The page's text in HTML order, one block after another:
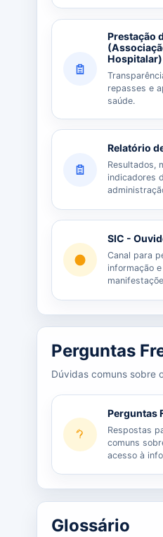
Prestação
Hospitalar)
repasses e
saúde.
Relatório
Resultados,
indicadores
SIC -
Canal para
informação e
Perguntas
Dúvidas comuns sobre
Perguntas
Respostas
comuns
acesso à
Glossário